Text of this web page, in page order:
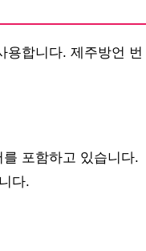
용합니다. 제주방언 번
포함하고 있습니다.
다.